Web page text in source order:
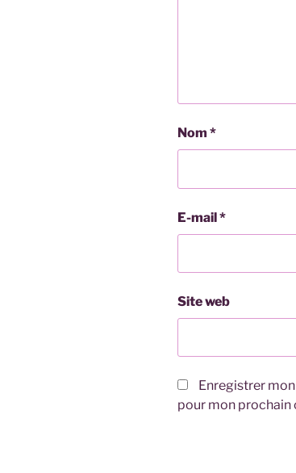
Nom *
E-mail*
Site web
Enregistrer
pour mon prochain